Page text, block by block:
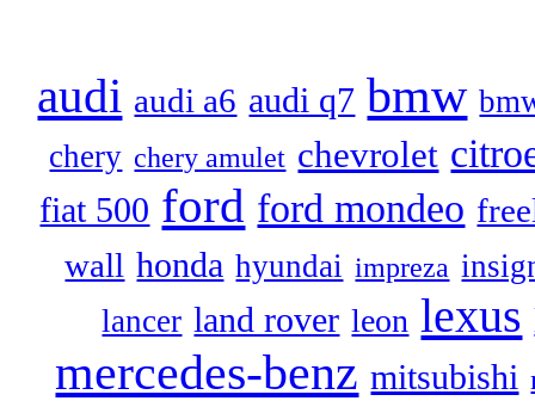
audi audi a6 audi q7 bmw
chery chery amulet chevrolet
fiat 500 ford ford mondeo
wall honda hyundai impreza
lancer land rover leon lexus
mercedes-benz mitsubishi